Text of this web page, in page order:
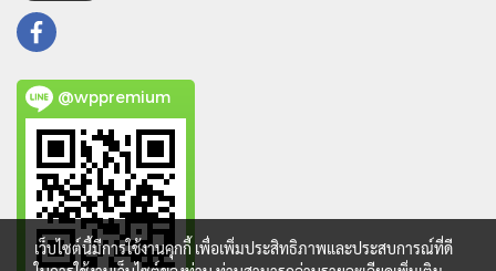
@wppremium
เว็บไซต์นี้มีการใช้งานคุกกี้ เพื่อเพิ่มประสิทธิภาพและประสบการณ์ที่ดี